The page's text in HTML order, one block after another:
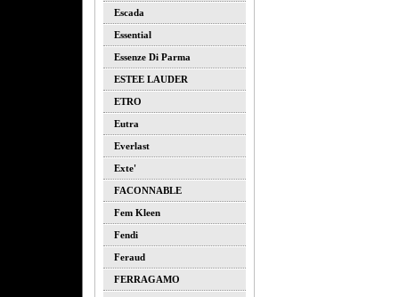
Escada
Essential
Essenze Di Parma
ESTEE LAUDER
ETRO
Eutra
Everlast
Exte'
FACONNABLE
Fem Kleen
Fendi
Feraud
FERRAGAMO